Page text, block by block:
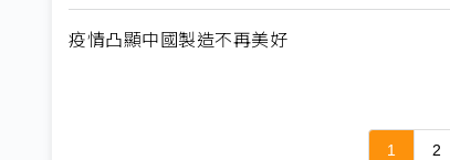
疫情凸顯中國製造不再美好
1 2